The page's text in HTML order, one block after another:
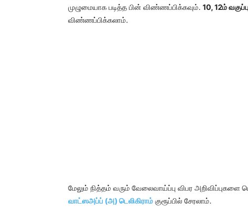
முழுமையாக படித்த பின் விண்ணப்பிக்கவும். 10, 12ம் வகுப்பு
விண்ணப்பிக்கலாம்.
மேலும் நித்தம் வரும் வேலைவாய்ப்பு விபர அறிவிப்புகளை
வாட்ஸஅப்ப் (அ) டெலிகிராம் குரூப்பில் சேரலாம்.